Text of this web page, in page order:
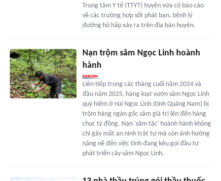
Trung tâm Y tế (TTYT) huyện vừa có báo cáo
về các trường hợp sốt phát ban, bệnh lý
đường hô hấp xảy ra trên địa bàn huyện.
Nạn trộm sâm Ngọc Linh hoành
hành
Liên tiếp trong các tháng cuối năm 2024 và
đầu năm 2025, hàng loạt vườn sâm Ngọc Linh
quý hiếm ở núi Ngọc Linh (tỉnh Quảng Nam) bị
trộm hàng ngàn gốc sâm giá trị lên đến hàng
chục tỷ đồng. Nạn 'sâm tặc' hoành hành không
chỉ gây mất an ninh trật tự mà còn ảnh hưởng
nặng nề đến việc tỉnh đang kêu gọi đầu tư
phát triển cây sâm Ngọc Linh.